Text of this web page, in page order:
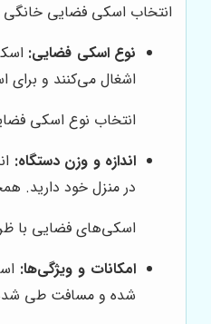
انتخاب اسکی فضایی خانگی
نوع اسکی فضایی:
اشغال می‌کنند و برای
انتخاب نوع اسکی
اندازه و وزن دستگاه:
در منزل خود دارید.
اسکی‌های فضایی با
امکانات و ویژگی‌ها:
شده و مسافت طی شده